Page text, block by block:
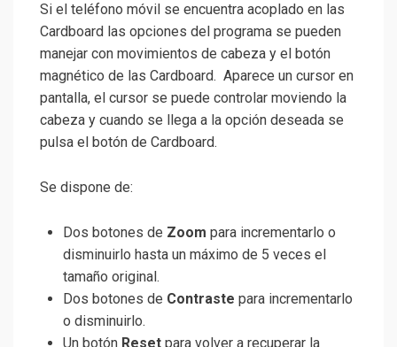
Si el teléfono móvil se encuentra acoplado en las
Cardboard las opciones del programa se pueden
manejar con movimientos de cabeza y el botón
magnético de las Cardboard. Aparece un cursor en
pantalla, el cursor se puede controlar moviendo la
cabeza y cuando se llega a la opción deseada se
pulsa el botón de Cardboard.
Se dispone de:
Dos botones de Zoom para incrementarlo o
disminuirlo hasta un máximo de 5 veces el
tamaño original.
Dos botones de Contraste para incrementarlo
o disminuirlo.
Un botón Reset para volver a recuperar la